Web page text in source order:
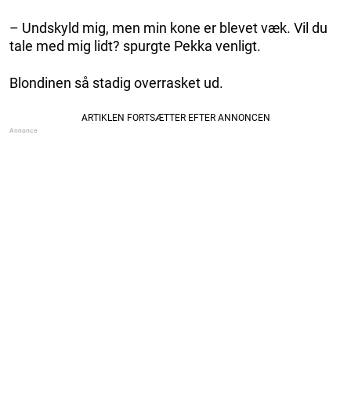
– Undskyld mig, men min kone er blevet væk. Vil du
tale med mig lidt? spurgte Pekka venligt.
Blondinen så stadig overrasket ud.